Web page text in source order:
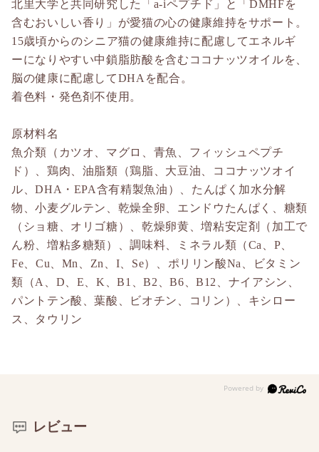
北里大学と共同研究した「a-iペプチド」と「DMHFを
含むおいしい香り」が愛猫の心の健康維持をサポート。
15歳頃からのシニア猫の健康維持に配慮してエネルギ
ーになりやすい中鎖脂肪酸を含むココナッツオイルを、
脳の健康に配慮してDHAを配合。
着色料・発色剤不使用。
原材料名
魚介類（カツオ、マグロ、青魚、フィッシュペプチ
ド）、鶏肉、油脂類（鶏脂、大豆油、ココナッツオイ
ル、DHA・EPA含有精製魚油）、たんぱく加水分解
物、小麦グルテン、乾燥全卵、エンドウたんぱく、糖類
（ショ糖、オリゴ糖）、乾燥卵黄、増粘安定剤（加工で
ん粉、増粘多糖類）、調味料、ミネラル類（Ca、P、
Fe、Cu、Mn、Zn、I、Se）、ポリリン酸Na、ビタミン
類（A、D、E、K、B1、B2、B6、B12、ナイアシン、
パントテン酸、葉酸、ビオチン、コリン）、キシロー
ス、タウリン
レビュー